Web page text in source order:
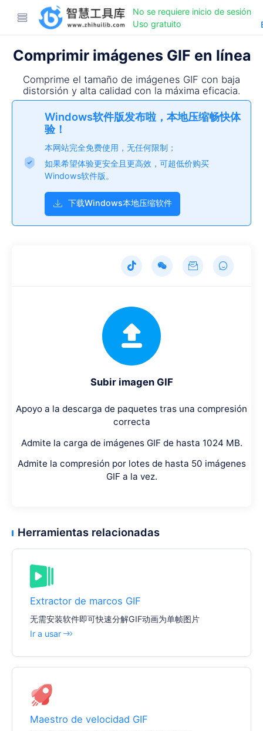
No se requiere inicio de sesión
Uso gratuito
Comprimir imágenes GIF en línea
Comprime el tamaño de imágenes GIF con baja
distorsión y alta calidad con la máxima eficacia.
Windows软件版发布啦，本地压缩畅快体
验！
本网站完全免费使用，无任何限制；
如果希望体验更安全且更高效，可超低价购买
Windows软件版。
下载Windows本地压缩软件
Subir imagen GIF
Apoyo a la descarga de paquetes tras una compresión
correcta
Admite la carga de imágenes GIF de hasta 1024 MB.
Admite la compresión por lotes de hasta 50 imágenes
GIF a la vez.
Herramientas relacionadas
Extractor de marcos GIF
无需安装软件即可快速分解GIF动画为单帧图片
Ir a usar
Maestro de velocidad GIF